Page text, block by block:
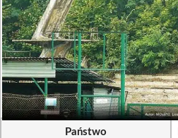
Państwo